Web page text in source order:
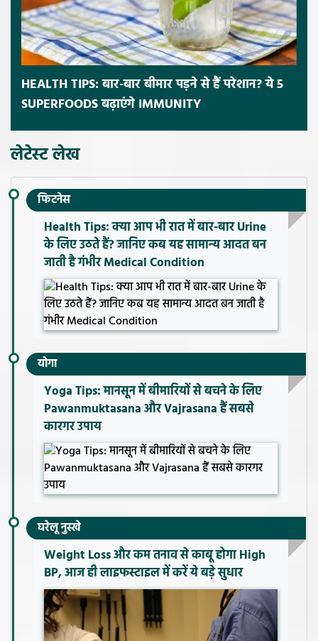
HEALTH TIPS: बार-बार बीमार पड़ने से हैं परेशान? ये 5
SUPERFOODS बढ़ाएंगे IMMUNITY
लेटेस्ट लेख
फिटनेस
Health Tips: क्या आप भी रात में बार-बार Urine
के लिए उठते हैं? जानिए कब यह सामान्य आदत बन
जाती है गंभीर Medical Condition
योगा
Yoga Tips: मानसून में बीमारियों से बचने के लिए
Pawanmuktasana और Vajrasana हैं सबसे
कारगर उपाय
घरेलू नुस्खे
Weight Loss और कम तनाव से काबू होगा High
BP, आज ही लाइफस्टाइल में करें ये बड़े सुधार